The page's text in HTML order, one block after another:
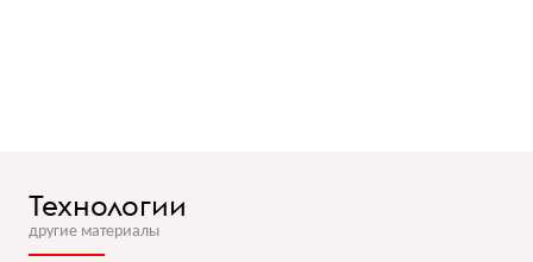
Технологии
другие материалы